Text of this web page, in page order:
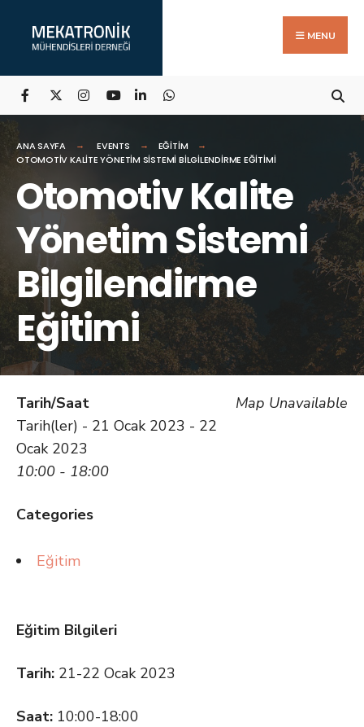
MENU
ANA SAYFA EVENTS
EĞITIM
OTOMOTIV KALITE YÖNETIM SISTEMI BILGILENDIRME EĞITIMI
Otomotiv Kalite
Yönetim Sistemi
Bilgilendirme
Eğitimi
Map Unavailable
Tarih/Saat
Tarih(ler) - 21 Ocak 2023 - 22
Ocak 2023
10:00 - 18:00
Categories
Eğitim
Eğitim Bilgileri
Tarih: 21-22 Ocak 2023
Saat: 10:00-18:00
for: